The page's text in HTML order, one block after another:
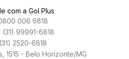
com a Gol Plus
006 6818
(31) 99991-6818
(31) 2520-6818
1515 - Belo Horizonte/MG